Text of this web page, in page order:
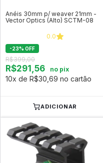
Anéis 30mm p/ weaver 21mm -
Vector Optics (Alto) SCTM-08
0.0
-23% OFF
R$399,00
R$291,56 no pix
10x de R$30,69 no cartão
ADICIONAR